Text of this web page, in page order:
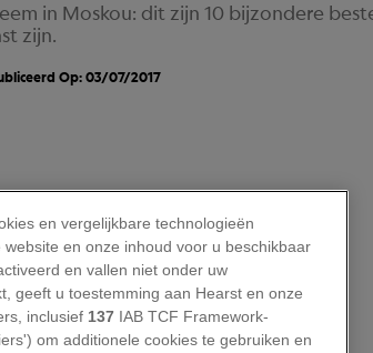
in Moskou: dit zijn 10 bijzondere
zijn.
Op: 03/07/2017
in
De
voor
en vergelijkbare technologieën
en onze inhoud voor u beschikbaar
en vallen niet onder uw
geeft u toestemming aan Hearst en onze
inclusief 137 IAB TCF Framework-
om additionele cookies te gebruiken en